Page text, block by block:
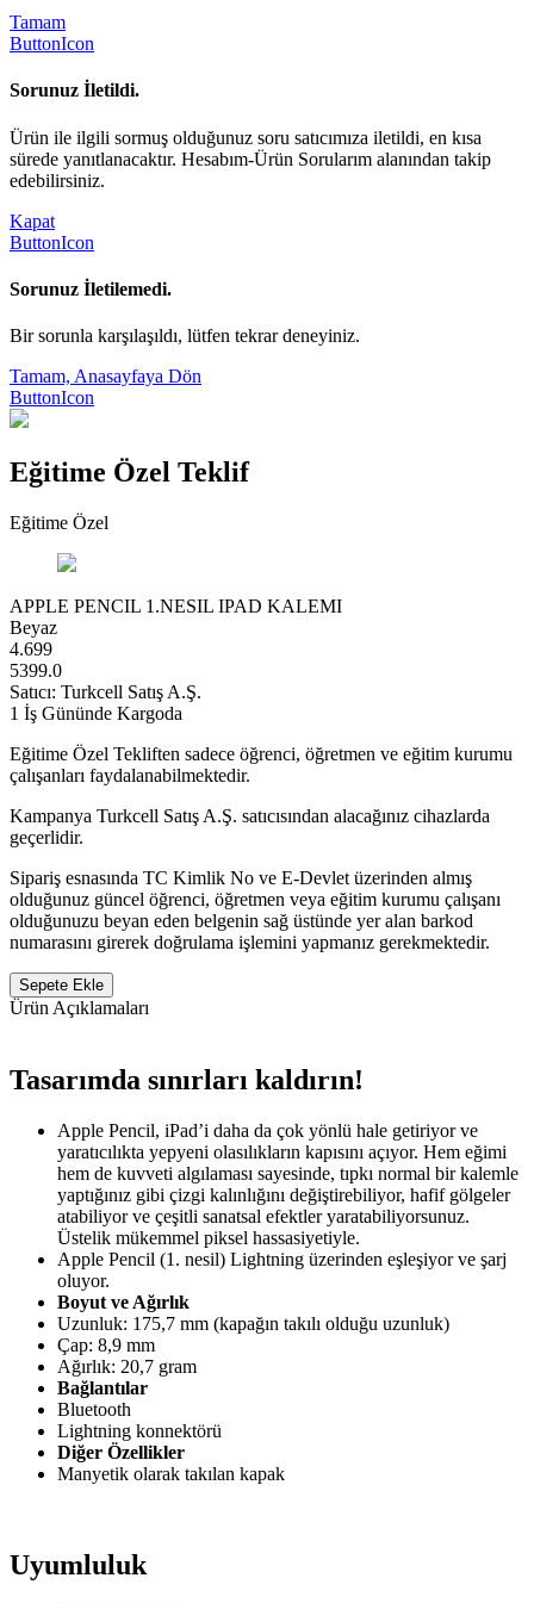
Tamam
ButtonIcon
Sorunuz İletildi.
Ürün ile ilgili sormuş olduğunuz soru satıcımıza iletildi, en kısa
sürede yanıtlanacaktır. Hesabım-Ürün Sorularım alanından takip
edebilirsiniz.
Kapat
ButtonIcon
Sorunuz İletilemedi.
Bir sorunla karşılaşıldı, lütfen tekrar deneyiniz.
Tamam, Anasayfaya Dön
ButtonIcon
Eğitime Özel Teklif
Eğitime Özel
APPLE PENCIL 1.NESIL IPAD KALEMI
Beyaz
4.699
5399.0
Satıcı: Turkcell Satış A.Ş.
1 İş Gününde Kargoda
Eğitime Özel Tekliften sadece öğrenci, öğretmen ve eğitim kurumu
çalışanları faydalanabilmektedir.
Kampanya Turkcell Satış A.Ş. satıcısından alacağınız cihazlarda
geçerlidir.
Sipariş esnasında TC Kimlik No ve E-Devlet üzerinden almış
olduğunuz güncel öğrenci, öğretmen veya eğitim kurumu çalışanı
olduğunuzu beyan eden belgenin sağ üstünde yer alan barkod
numarasını girerek doğrulama işlemini yapmanız gerekmektedir.
Sepete Ekle
Ürün Açıklamaları
Tasarımda sınırları kaldırın!
Apple Pencil, iPad’i daha da çok yönlü hale getiriyor ve
yaratıcılıkta yepyeni olasılıkların kapısını açıyor. Hem eğimi
hem de kuvveti algılaması sayesinde, tıpkı normal bir kalemle
yaptığınız gibi çizgi kalınlığını değiştirebiliyor, hafif gölgeler
atabiliyor ve çeşitli sanatsal efektler yaratabiliyorsunuz.
Üstelik mükemmel piksel hassasiyetiyle.
Apple Pencil (1. nesil) Lightning üzerinden eşleşiyor ve şarj
oluyor.
Boyut ve Ağırlık
Uzunluk: 175,7 mm (kapağın takılı olduğu uzunluk)
Çap: 8,9 mm
Ağırlık: 20,7 gram
Bağlantılar
Bluetooth
Lightning konnektörü
Diğer Özellikler
Manyetik olarak takılan kapak
Uyumluluk